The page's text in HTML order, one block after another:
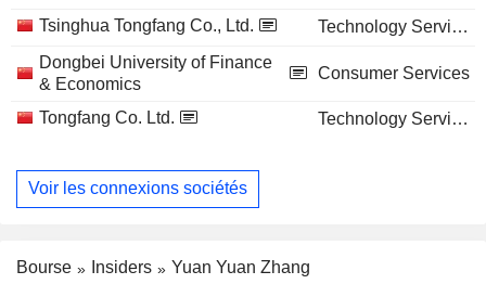
Tsinghua Tongfang Co., Ltd.
Technology Services
Dongbei University of Finance
& Economics
Consumer Services
Tongfang Co. Ltd. Technology Services
Voir les connexions sociétés
Bourse Insiders Yuan Yuan Zhang